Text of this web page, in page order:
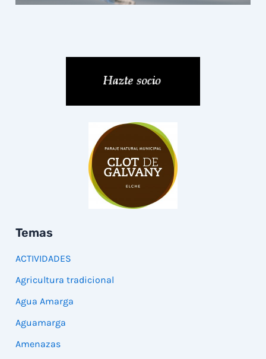
Temas
ACTIVIDADES
Agricultura tradicional
Agua Amarga
Aguamarga
Amenazas